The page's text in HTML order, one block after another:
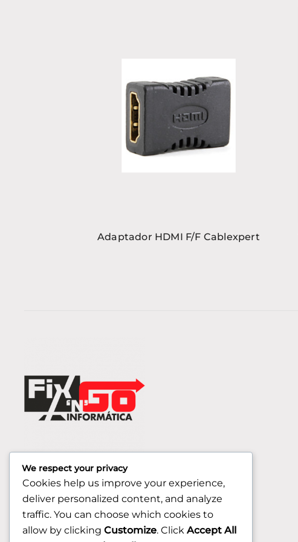
Adaptador HDMI F/F Cablexpert
We respect your privacy
Cookies help us improve your experience,
deliver personalized content, and analyze
traffic. You can choose which cookies to
allow by clicking Customize. Click Accept All